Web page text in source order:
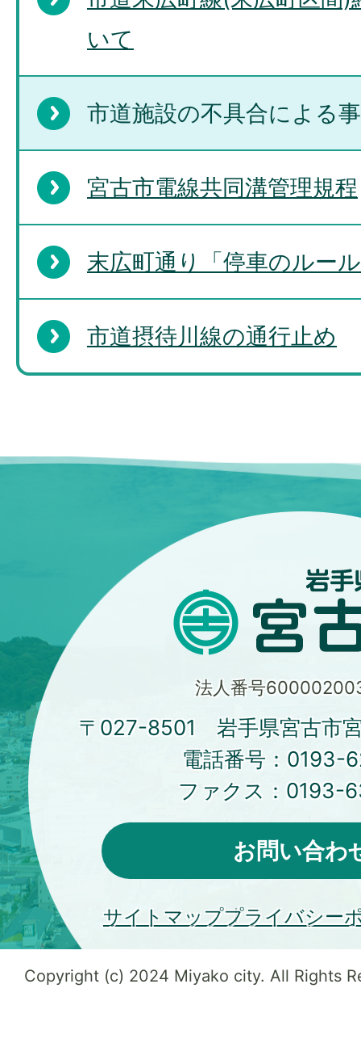
いて
市道施設の不具合による
宮古市電線共同溝管理規程
末広町通り「停車のルー
市道摂待川線の通行止め
法人番号
〒027-8501 岩手県宮古市
電話番号： 0193-
ファクス： 0193-
お問い合わ
サイトマッププライバシー
Copyright (c) 2024 Miyako city. All Rights